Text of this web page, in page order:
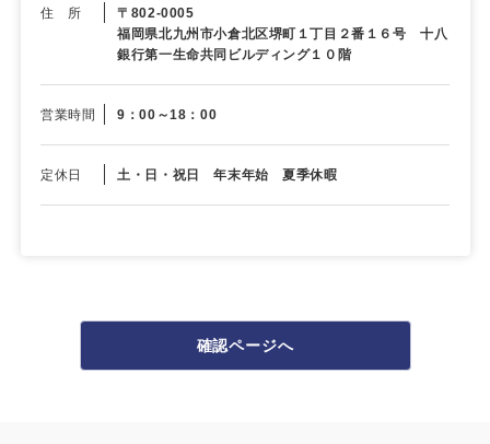
住 所
〒802-0005
福岡県北九州市小倉北区堺町１丁目２番１６号 十八
銀行第一生命共同ビルディング１０階
営業時間 9：00～18：00
定休日 土・日・祝日 年末年始 夏季休暇
確認ページへ